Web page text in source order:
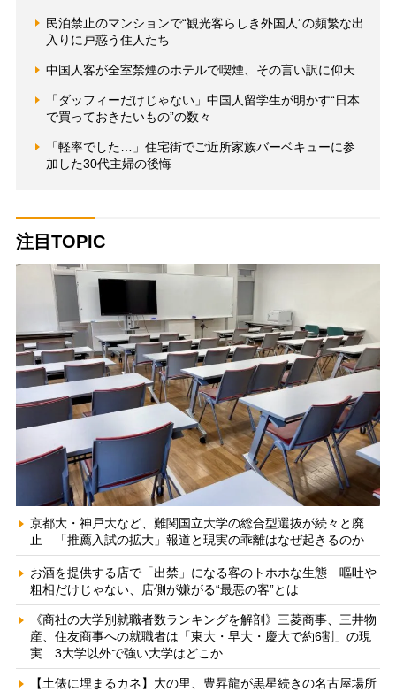
民泊禁止のマンションで“観光客らしき外国人”の頻繁な出
入りに戸惑う住人たち
中国人客が全室禁煙のホテルで喫煙、その言い訳に仰天
「ダッフィーだけじゃない」中国人留学生が明かす“日本
で買っておきたいもの”の数々
「軽率でした…」住宅街でご近所家族バーベキューに参
加した30代主婦の後悔
注目TOPIC
京都大・神戸大など、難関国立大学の総合型選抜が続々と廃
止 「推薦入試の拡大」報道と現実の乖離はなぜ起きるのか
お酒を提供する店で「出禁」になる客のトホホな生態 嘔吐や
粗相だけじゃない、店側が嫌がる“最悪の客”とは
《商社の大学別就職者数ランキングを解剖》三菱商事、三井物
産、住友商事への就職者は「東大・早大・慶大で約6割」の現
実 3大学以外で強い大学はどこか
【土俵に埋まるカネ】大の里、豊昇龍が黒星続きの名古屋場所